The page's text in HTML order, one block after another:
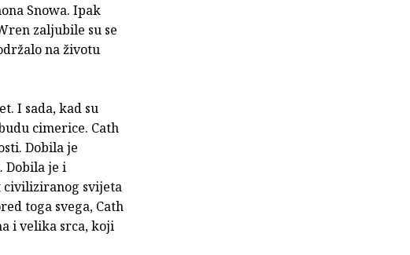
Snowa. Ipak
zaljubile su se
na životu
I sada, kad su
cimerice. Cath
Dobila je
Dobila je i
civiliziranog svijeta
toga svega, Cath
i velika srca, koji